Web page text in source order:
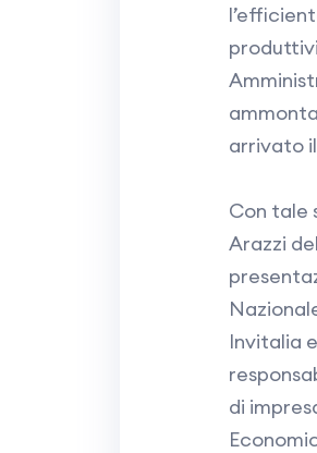
arrivato
Con tale
Arazzi del
Invitalia
di